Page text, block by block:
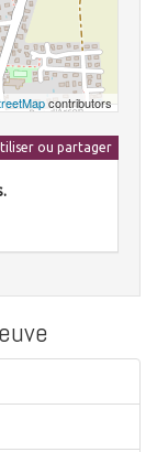
contributors
ou partager